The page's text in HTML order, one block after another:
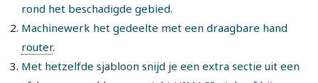
rond het beschadigde gebied.
Machinewerk het gedeelte met een draagbare hand
router.
Met hetzelfde sjabloon snijd je een extra sectie uit een